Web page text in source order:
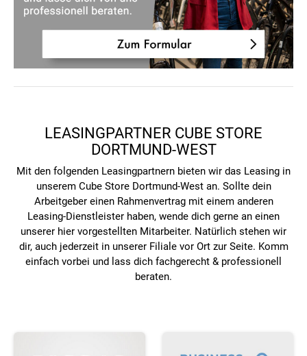
LEASINGPARTNER CUBE STORE
DORTMUND-WEST
Mit den folgenden Leasingpartnern bieten wir das Leasing in
unserem Cube Store Dortmund-West an. Sollte dein
Arbeitgeber einen Rahmenvertrag mit einem anderen
Leasing-Dienstleister haben, wende dich gerne an einen
unserer hier vorgestellten Mitarbeiter. Natürlich stehen wir
dir, auch jederzeit in unserer Filiale vor Ort zur Seite. Komm
einfach vorbei und lass dich fachgerecht & professionell
beraten.